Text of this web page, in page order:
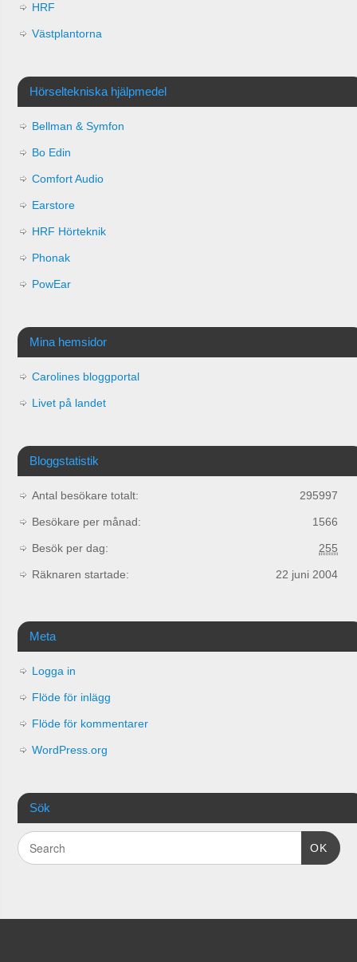
HRF
Västplantorna
Hörseltekniska hjälpmedel
Bellman & Symfon
Bo Edin
Comfort Audio
Earstore
HRF Hörteknik
Phonak
PowEar
Mina hemsidor
Carolines bloggportal
Livet på landet
Bloggstatistik
295997
Antal besökare totalt:
1566
Besökare per månad:
255
Besök per dag:
22 juni 2004
Räknaren startade:
Meta
Logga in
Flöde för inlägg
Flöde för kommentarer
WordPress.org
Sök
OK